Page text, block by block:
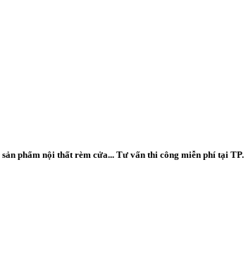
phẩm nội thất rèm cửa... Tư vấn thi công miễn phí tại